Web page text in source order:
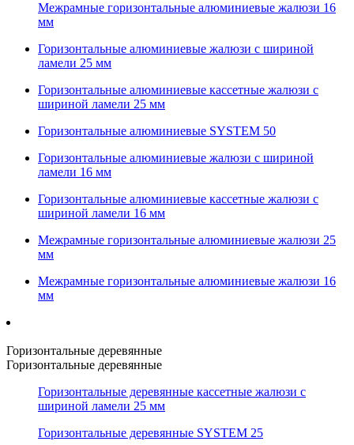
Межрамные горизонтальные алюминиевые жалюзи 16
мм
Горизонтальные алюминиевые жалюзи с шириной
ламели 25 мм
Горизонтальные алюминиевые кассетные жалюзи с
шириной ламели 25 мм
Горизонтальные алюминиевые SYSTEM 50
Горизонтальные алюминиевые жалюзи с шириной
ламели 16 мм
Горизонтальные алюминиевые кассетные жалюзи с
шириной ламели 16 мм
Межрамные горизонтальные алюминиевые жалюзи 25
мм
Межрамные горизонтальные алюминиевые жалюзи 16
мм
Горизонтальные деревянные
Горизонтальные деревянные
Горизонтальные деревянные кассетные жалюзи с
шириной ламели 25 мм
Горизонтальные деревянные SYSTEM 25